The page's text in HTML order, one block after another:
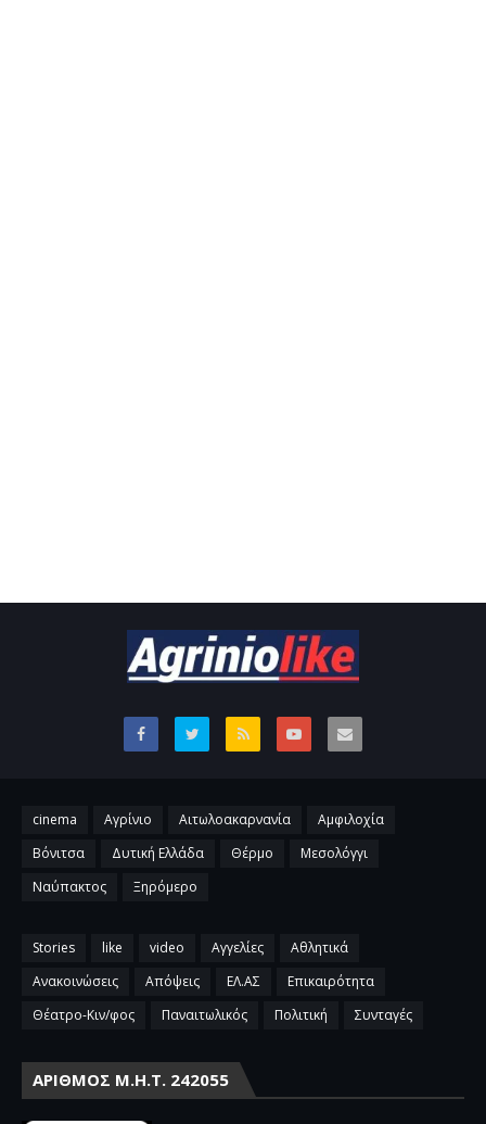
cinema Αγρίνιο Αιτωλοακαρνανία
Αμφιλοχία
Βόνιτσα
Δυτική Ελλάδα Θέρμο
Μεσολόγγι
Ναύπακτος
Ξηρόμερο
Stories like video Αγγελίες
Αθλητικά
Ανακοινώσεις
Απόψεις ΕΛ.ΑΣ
Επικαιρότητα
Θέατρο-Κιν/φος
Παναιτωλικός Πολιτική Συνταγές
ΑΡΙΘΜΌΣ Μ.Η.Τ. 242055